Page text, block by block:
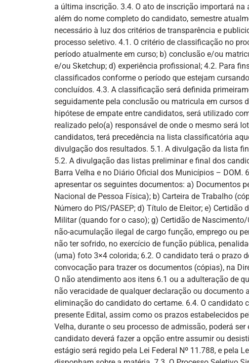
a última inscrição. 3.4. O ato de inscrição importará
além do nome completo do candidato, semestre
necessário à luz dos critérios de transparência e
processo seletivo. 4.1. O critério de classificação no
período atualmente em curso; b) conclusão e/ou
e/ou Sketchup; d) experiência profissional; 4.2. Para
classificados conforme o período que estejam
concluídos. 4.3. A classificação será definida
seguidamente pela conclusão ou matricula em cursos
hipótese de empate entre candidatos, será utilizado
realizado pelo(a) responsável de onde o mesmo será
candidatos, terá precedência na lista classificatória
divulgação dos resultados. 5.1. A divulgação da lista
5.2. A divulgação das listas preliminar e final dos
Barra Velha e no Diário Oficial dos Municípios – DOM.
apresentar os seguintes documentos: a) Documentos
Nacional de Pessoa Física); b) Carteira de Trabalho
Número do PIS/PASEP; d) Título de Eleitor; e)
Militar (quando for o caso); g) Certidão de
não-acumulação ilegal de cargo função, emprego ou
não ter sofrido, no exercício de função pública,
(uma) foto 3×4 colorida; 6.2. O candidato terá o prazo
convocação para trazer os documentos (cópias), na
O não atendimento aos itens 6.1 ou a adulteração de
não veracidade de qualquer declaração ou
eliminação do candidato do certame. 6.4. O candidato
presente Edital, assim como os prazos estabelecidos
Velha, durante o seu processo de admissão, poderá
candidato deverá fazer a opção entre assumir ou
estágio será regido pela Lei Federal Nº 11.788, e pela